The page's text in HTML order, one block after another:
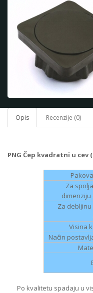
Opis Recenzije (0)
PNG Čep kvadratni u cev
Za
dimenziju
Za debljinu
Visina
Način
Po kvalitetu spadaju u